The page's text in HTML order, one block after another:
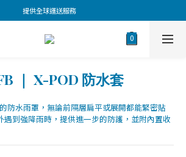
提供全球運送服務
｜ X-POD 防水套
防水雨罩，無論前隔層扁平或展開都能緊密貼
遇到強降雨時，提供進一步的防護，並附內置收